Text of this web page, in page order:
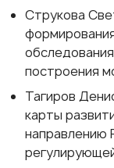
Струкова
построения
Тагиров
карты
направлению